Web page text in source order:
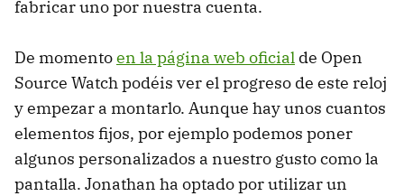
fabricar uno por nuestra cuenta.
De momentoen la página web oficial de Open
Source Watch podéis ver el progreso de este reloj
y empezar a montarlo. Aunque hay unos cuantos
elementos fijos, por ejemplo podemos poner
algunos personalizados a nuestro gusto como la
pantalla. Jonathan ha optado por utilizar un